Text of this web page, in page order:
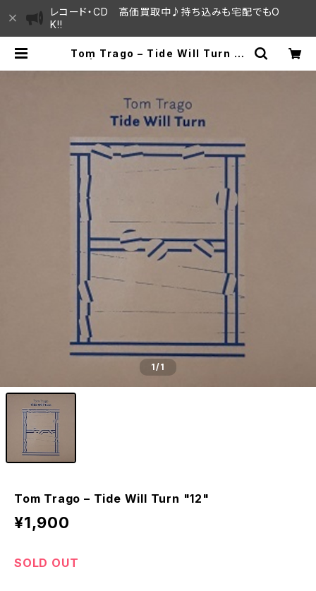
レコード・CD 高価買取中♪持ち込みも宅配でもO
K!!
Tom Trago – Tide Will Turn "1
1/1
Tom Trago – Tide Will Turn "12"
¥1,900
SOLD OUT